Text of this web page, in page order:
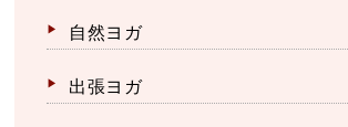
自然ヨガ
出張ヨガ